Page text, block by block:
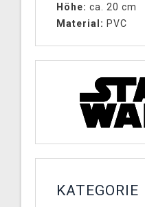
Höhe: ca. 20 cm
Material: PVC
KATEGORIE